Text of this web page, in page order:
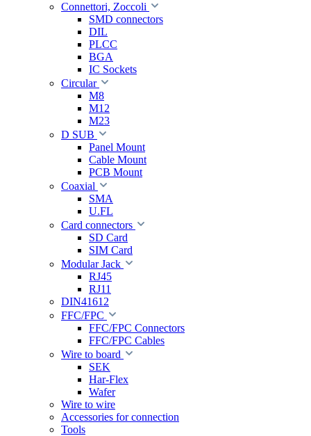
Connettori, Zoccoli
SMD connectors
DIL
PLCC
BGA
IC Sockets
Circular
M8
M12
M23
D SUB
Panel Mount
Cable Mount
PCB Mount
Coaxial
SMA
U.FL
Card connectors
SD Card
SIM Card
Modular Jack
RJ45
RJ11
DIN41612
FFC/FPC
FFC/FPC Connectors
FFC/FPC Cables
Wire to board
SEK
Har-Flex
Wafer
Wire to wire
Accessories for connection
Tools